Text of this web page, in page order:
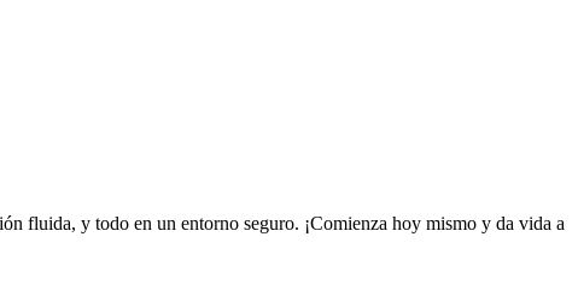
fluida, y todo en un entorno seguro. ¡Comienza hoy mismo y da vida a